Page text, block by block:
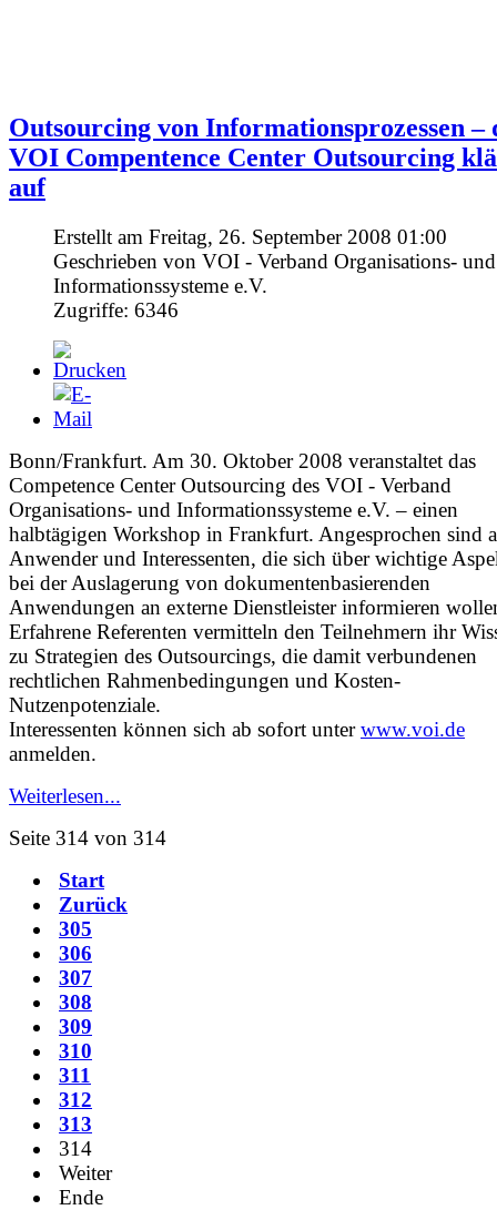
Outsourcing von Informationsprozessen –
VOI Compentence Center Outsourcing
auf
Erstellt am Freitag, 26. September 2008 01:00
Geschrieben von VOI - Verband Organisations- und
Informationssysteme e.V.
Zugriffe: 6346
Bonn/Frankfurt. Am 30. Oktober 2008 veranstaltet das
Competence Center Outsourcing des VOI - Verband
Organisations- und Informationssysteme e.V. – einen
halbtägigen Workshop in Frankfurt. Angesprochen sind
Anwender und Interessenten, die sich über wichtige
bei der Auslagerung von dokumentenbasierenden
Anwendungen an externe Dienstleister informieren
Erfahrene Referenten vermitteln den Teilnehmern ihr
zu Strategien des Outsourcings, die damit verbundenen
rechtlichen Rahmenbedingungen und Kosten-
Nutzenpotenziale.
Interessenten können sich ab sofort unterwww.voi.de
anmelden.
Weiterlesen...
Seite 314 von 314
Start
Zurück
305
306
307
308
309
310
311
312
313
314
Weiter
Ende